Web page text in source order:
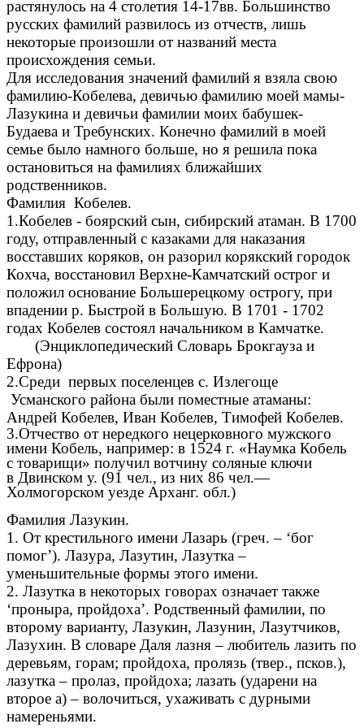
растянулось на 4 столетия 14-17вв. Большинство
русских фамилий развилось из отчеств, лишь
некоторые произошли от названий места
происхождения семьи.
Для исследования значений фамилий я взяла свою
фамилию-Кобелева, девичью фамилию моей мамы-
Лазукина и девичьи фамилии моих бабушек-
Будаева и Требунских. Конечно фамилий в моей
семье было намного больше, но я решила пока
остановиться на фамилиях ближайших
родственников.
Фамилия Кобелев.
1.Кобелев - боярский сын, сибирский атаман. В 1700
году, отправленный с казаками для наказания
восставших коряков, он разорил корякский городок
Кохча, восстановил Верхне-Камчатский острог и
положил основание Большерецкому острогу, при
впадении р. Быстрой в Большую. В 1701 - 1702
годах Кобелев состоял начальником в Камчатке.
(Энциклопедический Словарь Брокгауза и
Ефрона)
2.Среди первых поселенцев с. Излегоще
Усманского района были поместные атаманы:
Андрей Кобелев, Иван Кобелев, Тимофей Кобелев.
3.Отчество от нередкого нецерковного мужского
имени Кобель, например: в 1524 г. «Наумка Кобель
с товарищи» получил вотчину соляные ключи
в Двинском у. (91 чел., из них 86 чел.—
Холмогорском уезде Арханг. обл.)
Фамилия Лазукин.
1. От крестильного имени Лазарь (греч. – ‘бог
помог’). Лазура, Лазутин, Лазутка –
уменьшительные формы этого имени.
2. Лазутка в некоторых говорах означает также
‘проныра, пройдоха’. Родственный фамилии, по
второму варианту, Лазукин, Лазунин, Лазутчиков,
Лазухин. В словаре Даля лазня – любитель лазить по
деревьям, горам; пройдоха, пролязь (твер., псков.),
лазутка – пролаз, пройдоха; лазать (ударени на
второе а) – волочиться, ухаживать с дурными
намереньями.